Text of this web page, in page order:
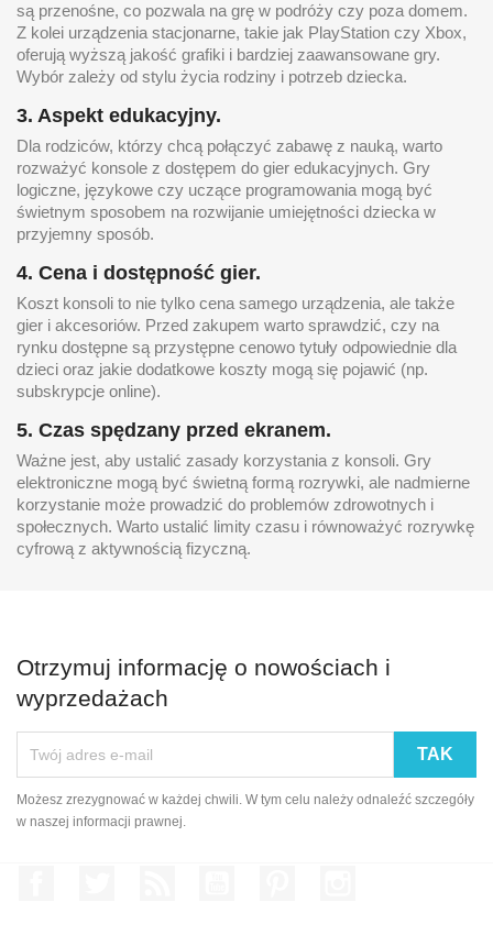
są przenośne, co pozwala na grę w podróży czy poza domem.
Z kolei urządzenia stacjonarne, takie jak PlayStation czy Xbox,
oferują wyższą jakość grafiki i bardziej zaawansowane gry.
Wybór zależy od stylu życia rodziny i potrzeb dziecka.
3. Aspekt edukacyjny.
Dla rodziców, którzy chcą połączyć zabawę z nauką, warto
rozważyć konsole z dostępem do gier edukacyjnych. Gry
logiczne, językowe czy uczące programowania mogą być
świetnym sposobem na rozwijanie umiejętności dziecka w
przyjemny sposób.
4. Cena i dostępność gier.
Koszt konsoli to nie tylko cena samego urządzenia, ale także
gier i akcesoriów. Przed zakupem warto sprawdzić, czy na
rynku dostępne są przystępne cenowo tytuły odpowiednie dla
dzieci oraz jakie dodatkowe koszty mogą się pojawić (np.
subskrypcje online).
5. Czas spędzany przed ekranem.
Ważne jest, aby ustalić zasady korzystania z konsoli. Gry
elektroniczne mogą być świetną formą rozrywki, ale nadmierne
korzystanie może prowadzić do problemów zdrowotnych i
społecznych. Warto ustalić limity czasu i równoważyć rozrywkę
cyfrową z aktywnością fizyczną.
Otrzymuj informację o nowościach i
wyprzedażach
Możesz zrezygnować w każdej chwili. W tym celu należy odnaleźć szczegóły
w naszej informacji prawnej.